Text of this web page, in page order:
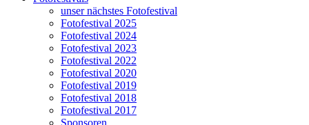
unser nächstes Fotofestival
Fotofestival 2025
Fotofestival 2024
Fotofestival 2023
Fotofestival 2022
Fotofestival 2020
Fotofestival 2019
Fotofestival 2018
Fotofestival 2017
Sponsoren